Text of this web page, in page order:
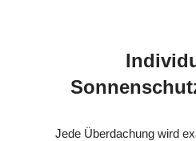
Jede Überdachung wird